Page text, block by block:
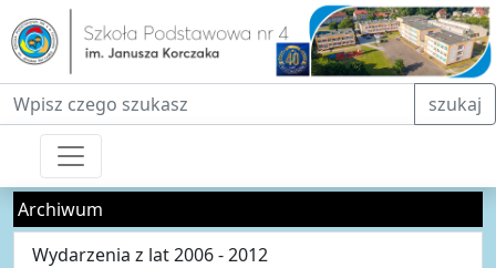
Fraza do wyszukiwania szukaj
Archiwum
Wydarzenia z lat 2006 - 2012